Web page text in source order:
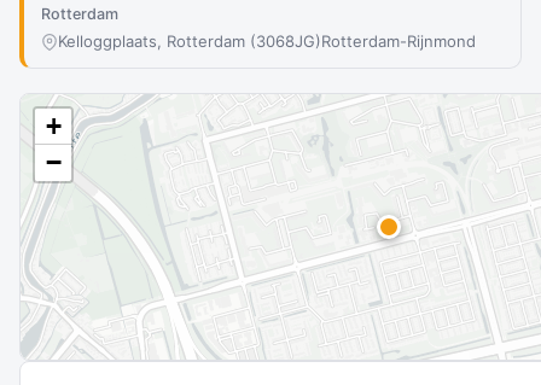
Rotterdam
Kelloggplaats, Rotterdam (3068JG)Rotterdam-Rijnmond
+
−